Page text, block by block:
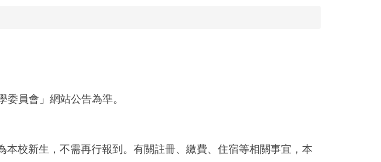
員會」網站公告為準。
校新生，不需再行報到。有關註冊、繳費、住宿等相關事宜，本